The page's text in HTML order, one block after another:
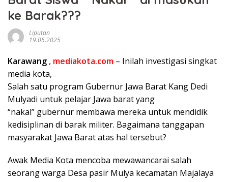
ke Barak???
Liputan
19.05.2025
Karawang , mediakota.com – Inilah investigasi singkat
media kota,
Salah satu program Gubernur Jawa Barat Kang Dedi
Mulyadi untuk pelajar Jawa barat yang
“nakal” gubernur membawa mereka untuk mendidik
kedisiplinan di barak militer. Bagaimana tanggapan
masyarakat Jawa Barat atas hal tersebut?
Awak Media Kota mencoba mewawancarai salah
seorang warga Desa pasir Mulya kecamatan Majalaya